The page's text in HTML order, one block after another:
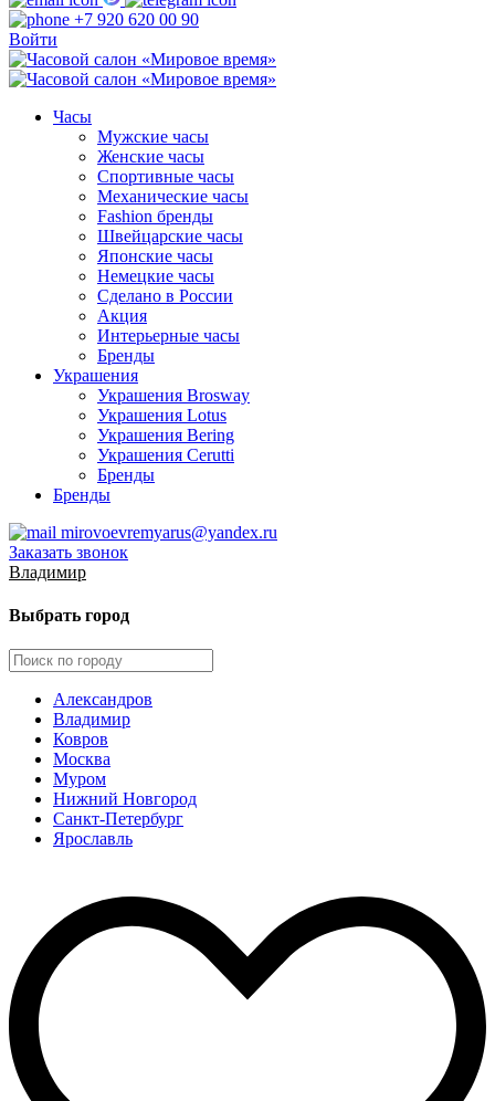
+7 920 620 00 90
Войти
Часы
Мужские часы
Женские часы
Спортивные часы
Механические часы
Fashion бренды
Швейцарские часы
Японские часы
Немецкие часы
Сделано в России
Акция
Интерьерные часы
Бренды
Украшения
Украшения Brosway
Украшения Lotus
Украшения Bering
Украшения Cerutti
Бренды
Бренды
mirovoevremyarus@yandex.ru
Заказать звонок
Владимир
Выбрать город
Александров
Владимир
Ковров
Москва
Муром
Нижний Новгород
Санкт-Петербург
Ярославль